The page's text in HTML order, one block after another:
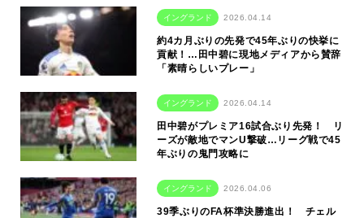
イングランド 2026.04.14
約4カ月ぶりの先発で45年ぶりの快挙に
貢献！…田中碧に現地メディアから賛辞
「素晴らしいプレー」
イングランド 2026.04.14
田中碧がプレミア16試合ぶり先発！ リ
ーズが敵地でマンU撃破…リーグ戦で45
年ぶりの鬼門攻略に
イングランド 2026.04.06
39季ぶりのFA杯準決勝進出！ チェル